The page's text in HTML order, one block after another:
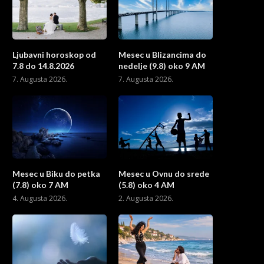
Ljubavni horoskop od
7.8 do 14.8.2026
7. Augusta 2026.
Mesec u Blizancima do
nedelje (9.8) oko 9 AM
7. Augusta 2026.
Mesec u Biku do petka
(7.8) oko 7 AM
4. Augusta 2026.
Mesec u Ovnu do srede
(5.8) oko 4 AM
2. Augusta 2026.